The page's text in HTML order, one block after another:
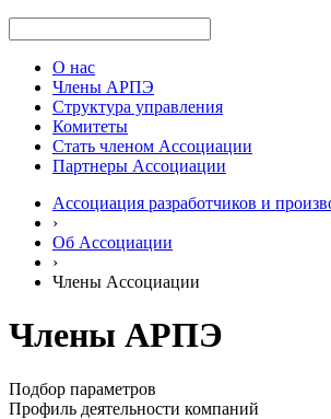
О нас
Члены АРПЭ
Структура управления
Комитеты
Стать членом Ассоциации
Партнеры Ассоциации
Ассоциация разработчиков и
›
Об Ассоциации
›
Члены Ассоциации
Члены АРПЭ
Подбор параметров
Профиль деятельности компаний